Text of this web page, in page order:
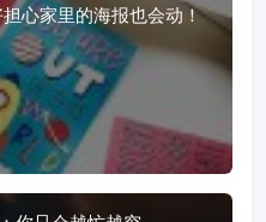
心家里的海报也会动！